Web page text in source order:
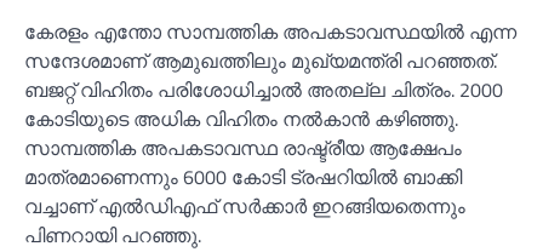
കേരളം എന്തോ സാമ്പത്തിക അപകടാവസ്ഥയില്‍ എന്ന
സന്ദേശമാണ് ആമുഖത്തിലും മുഖ്യമന്ത്രി പറഞ്ഞത്.
ബജറ്റ് വിഹിതം പരിശോധിച്ചാല്‍ അതല്ല ചിത്രം. 2000
കോടിയുടെ അധിക വിഹിതം നല്‍കാൻ കഴിഞ്ഞു.
സാമ്പത്തിക അപകടാവസ്ഥ രാഷ്ട്രീയ ആക്ഷേപം
മാത്രമാണെന്നും 6000 കോടി ട്രഷറിയില്‍ ബാക്കി
വച്ചാണ് എല്‍ഡിഎഫ് സർക്കാർ ഇറങ്ങിയതെന്നും
പിണറായി പറഞ്ഞു.